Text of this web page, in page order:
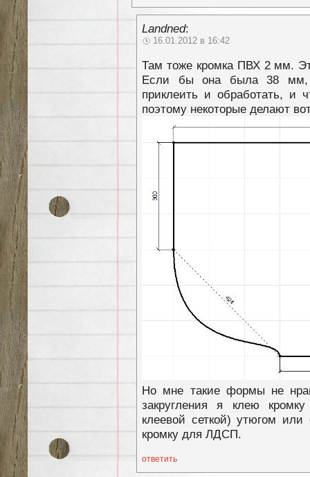
Landned:
16.01.2012 в 16:42
Там тоже кромка ПВХ 2 мм.
Если бы она была 38 мм,
приклеить и обработать, и
поэтому некоторые делают
Но мне такие формы не
закругления я клею
клеевой сеткой) утюгом
кромку для ЛДСП.
ответить